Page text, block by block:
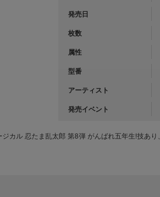
発売日
枚数
属性
型番
アーティスト
発売イベント
カル 忍たま乱太郎 第8弾 がんばれ五年生!技あ